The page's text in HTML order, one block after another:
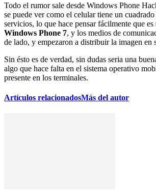
Todo el rumor sale desde Windows Phone
se puede ver como el celular tiene un
servicios, lo que hace pensar fácilmente que es
Windows Phone 7, y los medios de
de lado, y empezaron a distribuir la imagen en
Sin ésto es de verdad, sin dudas seria una
algo que hace falta en el sistema operativo
presente en los terminales.
Artículos relacionadosMás del autor